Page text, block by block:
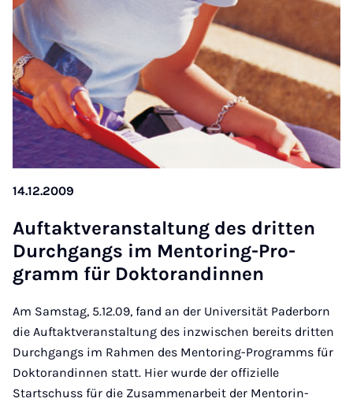
14.12.2009
Auftak­tver­an­stal­tung des drit­ten
Durchgangs im Ment­or­ing-Pro­
gramm für Dok­t­orandinnen
Am Samstag, 5.12.09, fand an der Universität Paderborn
die Auftaktveranstaltung des inzwischen bereits dritten
Durchgangs im Rahmen des Mentoring-Programms für
Doktorandinnen statt. Hier wurde der offizielle
Startschuss für die Zusammenarbeit der Mentorin-